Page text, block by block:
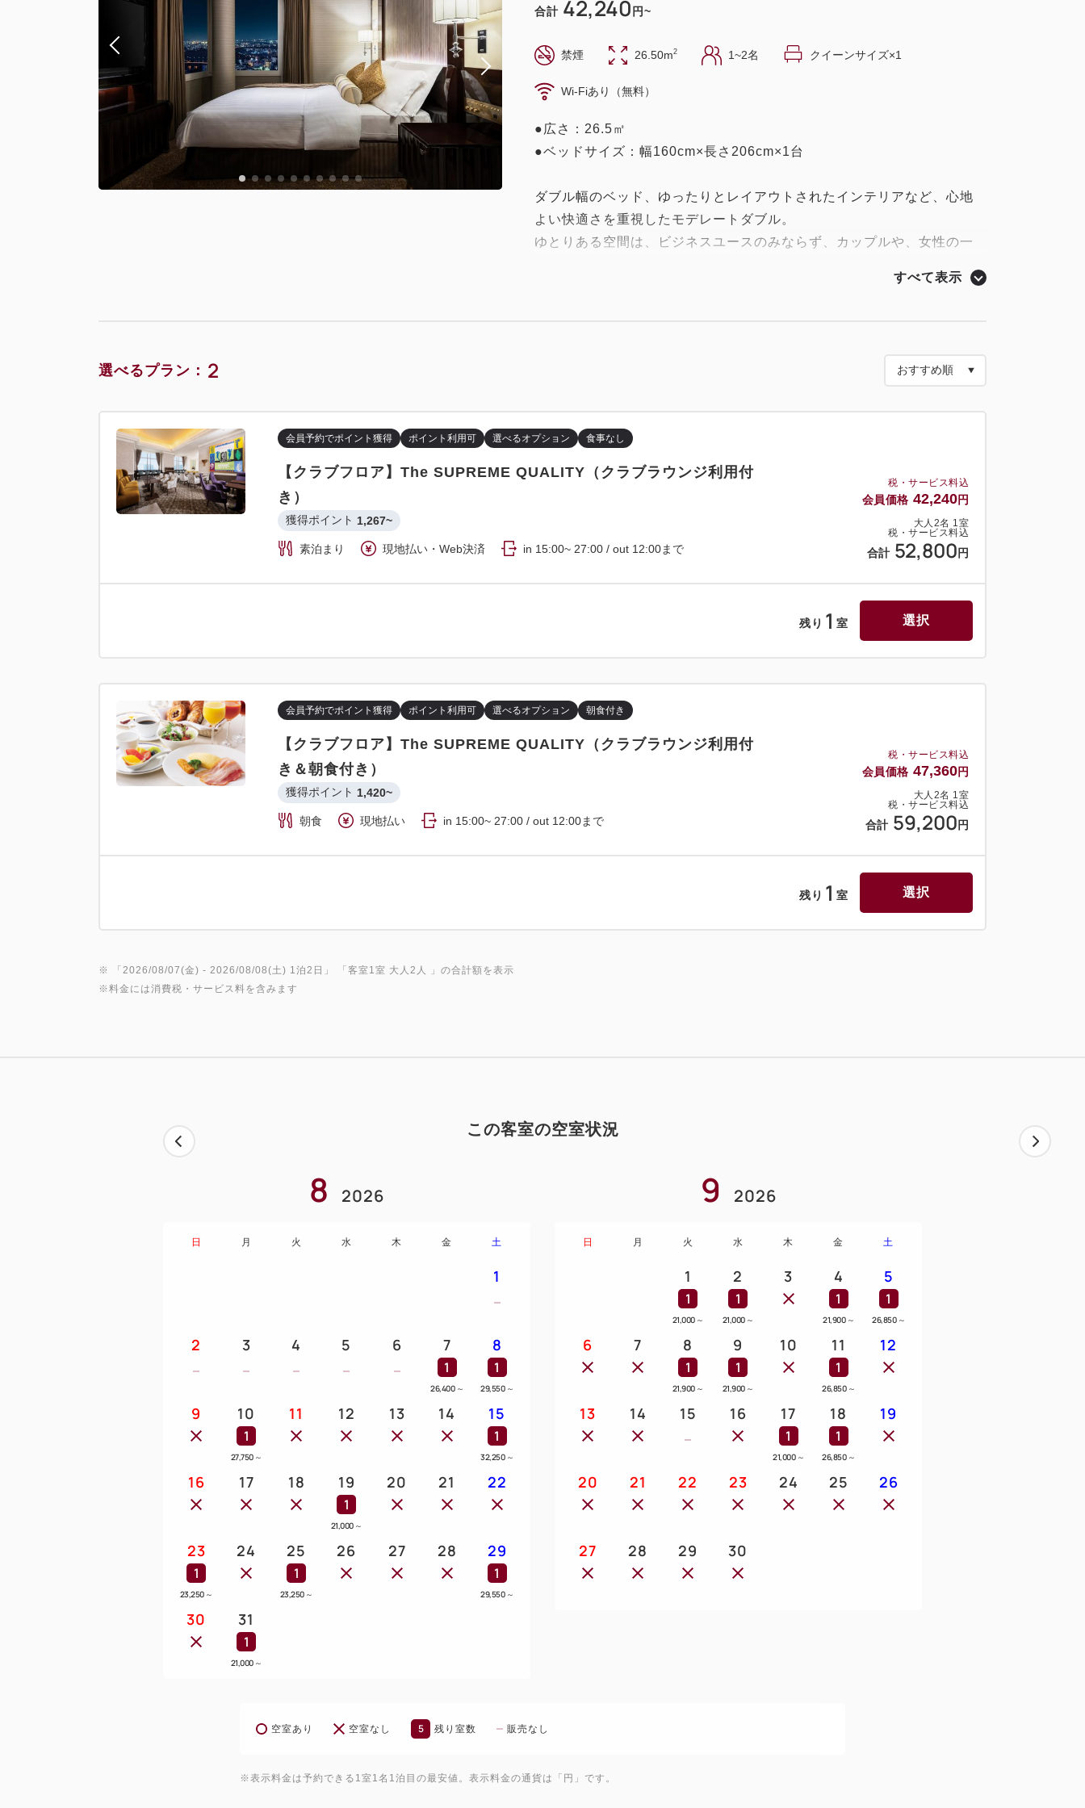
合計 42,240 円~
禁煙 26.50m2 1~2名 クイーンサイズ×1
Wi-Fiあり（無料）
●広さ：26.5㎡
●ベッドサイズ：幅160cm×長さ206cm×1台
ダブル幅のベッド、ゆったりとレイアウトされたインテリアなど、心地
よい快適さを重視したモデレートダブル。
ゆとりある空間は、ビジネスユースのみならず、カップルや、女性の一
すべて表示
選べるプラン： 2
税・サービス料込
会員価格 42,240円
大人 2名 1室
税・サービス料込
合計 52,800 円
会員予約でポイント獲得 ポイント利用可 選べるオプション 食事なし
【クラブフロア】The SUPREME QUALITY（クラブラウンジ利用付
き）
獲得ポイント 1,267~
素泊まり 現地払い・Web決済 in 15:00~ 27:00 / out 12:00まで
残り 1 室 選択
税・サービス料込
会員価格 47,360円
大人 2名 1室
税・サービス料込
合計 59,200 円
会員予約でポイント獲得 ポイント利用可 選べるオプション 朝食付き
【クラブフロア】The SUPREME QUALITY（クラブラウンジ利用付
き＆朝食付き）
獲得ポイント 1,420~
朝食 現地払い in 15:00~ 27:00 / out 12:00まで
残り 1 室 選択
※ 「2026/08/07(金) - 2026/08/08(土) 1泊2日 」 「客室1室 大人2人
」の合計額を表示
※料金には消費税・サービス料を含みます
この客室の空室状況
8 2026
日 月 火 水 木 金 土
1
2 3 4 5 6 7
1
26,400 ～
8
1
29,550 ～
9 10
1
27,750 ～
11 12 13 14 15
1
32,250 ～
16 17 18 19
1
21,000 ～
20 21 22
23
1
23,250 ～
24 25
1
23,250 ～
26 27 28 29
1
29,550 ～
30 31
1
21,000 ～
9 2026
日 月 火 水 木 金 土
1
1
21,000 ～
2
1
21,000 ～
3 4
1
21,900 ～
5
1
26,850 ～
6 7 8
1
21,900 ～
9
1
21,900 ～
10 11
1
26,850 ～
12
13 14 15 16 17
1
21,000 ～
18
1
26,850 ～
19
20 21 22 23 24 25 26
27 28 29 30
空室あり 空室なし 5 残り室数 販売なし
※表示料金は予約できる1室1名1泊目の最安値。表示料金の通貨は「円」です。